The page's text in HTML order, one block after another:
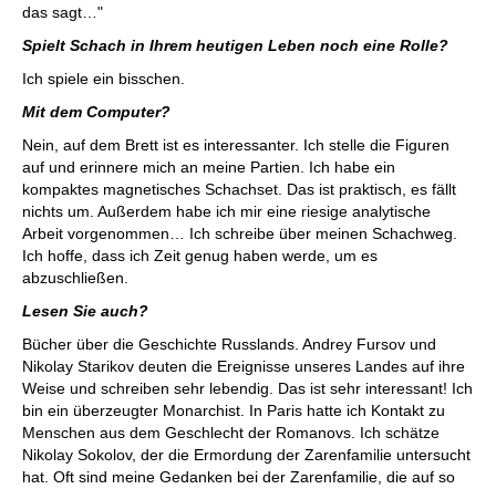
das sagt…"
Spielt Schach in Ihrem heutigen Leben noch eine Rolle?
Ich spiele ein bisschen.
Mit dem Computer?
Nein, auf dem Brett ist es interessanter. Ich stelle die Figuren
auf und erinnere mich an meine Partien. Ich habe ein
kompaktes magnetisches Schachset. Das ist praktisch, es fällt
nichts um. Außerdem habe ich mir eine riesige analytische
Arbeit vorgenommen… Ich schreibe über meinen Schachweg.
Ich hoffe, dass ich Zeit genug haben werde, um es
abzuschließen.
Lesen Sie auch?
Bücher über die Geschichte Russlands. Andrey Fursov und
Nikolay Starikov deuten die Ereignisse unseres Landes auf ihre
Weise und schreiben sehr lebendig. Das ist sehr interessant! Ich
bin ein überzeugter Monarchist. In Paris hatte ich Kontakt zu
Menschen aus dem Geschlecht der Romanovs. Ich schätze
Nikolay Sokolov, der die Ermordung der Zarenfamilie untersucht
hat. Oft sind meine Gedanken bei der Zarenfamilie, die auf so